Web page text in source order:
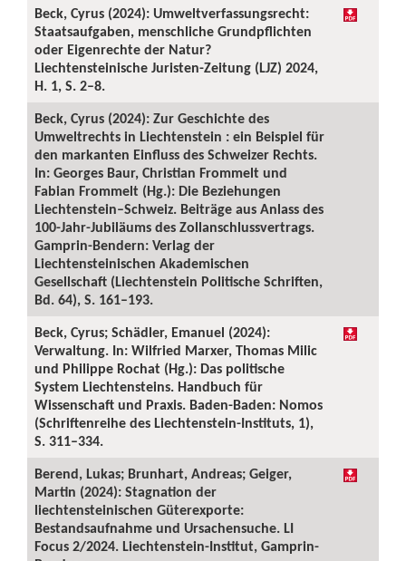
Beck, Cyrus (2024): Umweltverfassungsrecht:
Staatsaufgaben, menschliche Grundpflichten
oder Eigenrechte der Natur?
Liechtensteinische Juristen-Zeitung (LJZ) 2024,
H. 1, S. 2–8.
Beck, Cyrus (2024): Zur Geschichte des
Umweltrechts in Liechtenstein : ein Beispiel für
den markanten Einfluss des Schweizer Rechts.
In: Georges Baur, Christian Frommelt und
Fabian Frommelt (Hg.): Die Beziehungen
Liechtenstein–Schweiz. Beiträge aus Anlass des
100-Jahr-Jubiläums des Zollanschlussvertrags.
Gamprin-Bendern: Verlag der
Liechtensteinischen Akademischen
Gesellschaft (Liechtenstein Politische Schriften,
Bd. 64), S. 161–193.
Beck, Cyrus; Schädler, Emanuel (2024):
Verwaltung. In: Wilfried Marxer, Thomas Milic
und Philippe Rochat (Hg.): Das politische
System Liechtensteins. Handbuch für
Wissenschaft und Praxis. Baden-Baden: Nomos
(Schriftenreihe des Liechtenstein-Instituts, 1),
S. 311–334.
Berend, Lukas; Brunhart, Andreas; Geiger,
Martin (2024): Stagnation der
liechtensteinischen Güterexporte:
Bestandsaufnahme und Ursachensuche. LI
Focus 2/2024. Liechtenstein-Institut, Gamprin-